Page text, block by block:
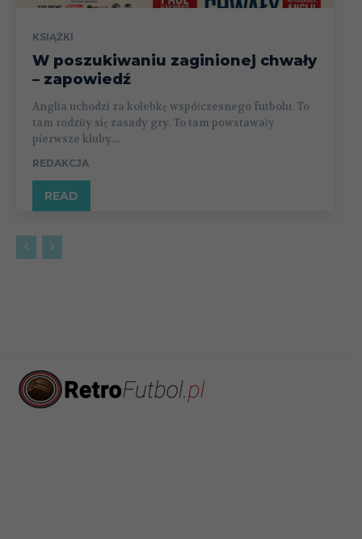
KSIĄŻKI
W poszukiwaniu zaginionej chwały
– zapowiedź
Anglia uchodzi za kolebkę współczesnego futbolu. To
tam rodziły się zasady gry. To tam powstawały
pierwsze kluby....
REDAKCJA
READ